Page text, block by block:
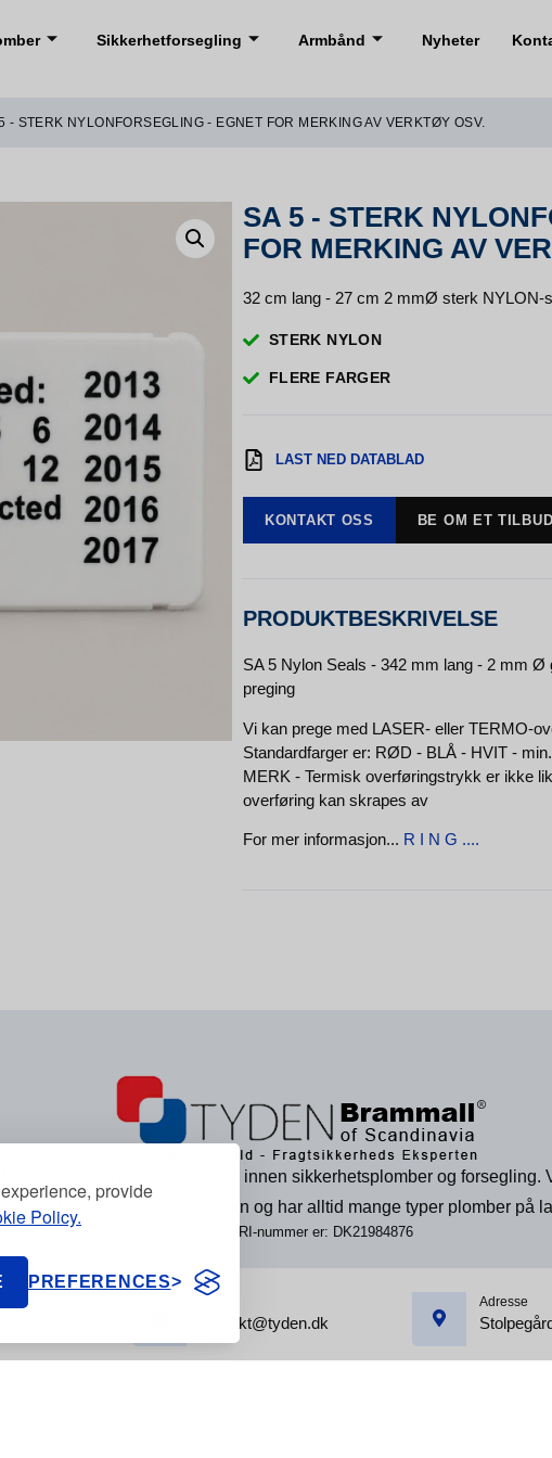
provide
Policy.
PREFERENCES
Sikkerhetforsegling Armbånd Nyheter
- STERK NYLONFORSEGLING - EGNET FOR MERKING AV VERKTØY OSV.
SA 5 - STERK
FOR MERKING AV
32 cm lang - 27 cm 2 mmØ sterk NYLON-
STERK NYLON
FLERE FARGER
LAST NED DATABLAD
KONTAKT OSS BE OM ET TILBUD
PRODUKTBESKRIVELSE
SA 5 Nylon Seals - 342 mm lang - 2 mm
preging
Vi kan prege med LASER- eller TERMO-
Standardfarger er: RØD - BLÅ - HVIT -
MERK - Termisk overføringstrykk er ikke
overføring kan skrapes av
For mer informasjon... R I N G ....
tilbyr et bredt produktprogram innen sikkerhetsplomber og forsegling.
standardløsninger over natten og har alltid mange typer plomber på
Vårt EORI-nummer er: DK21984876
kontakt@tyden.dk
Adresse